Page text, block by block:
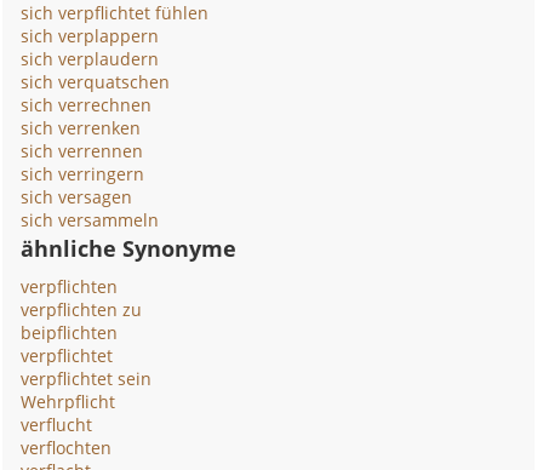
sich verpflichtet fühlen
sich verplappern
sich verplaudern
sich verquatschen
sich verrechnen
sich verrenken
sich verrennen
sich verringern
sich versagen
sich versammeln
ähnliche Synonyme
verpflichten
verpflichten zu
beipflichten
verpflichtet
verpflichtet sein
Wehrpflicht
verflucht
verflochten